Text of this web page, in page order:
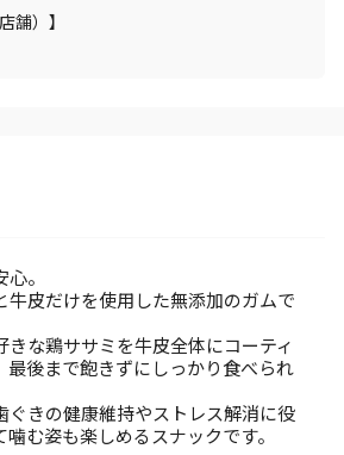
舗）】
。
皮だけを使用した無添加のガムで
な鶏ササミを牛皮全体にコーティ
最後まで飽きずにしっかり食べられ
きの健康維持やストレス解消に役
む姿も楽しめるスナックです。